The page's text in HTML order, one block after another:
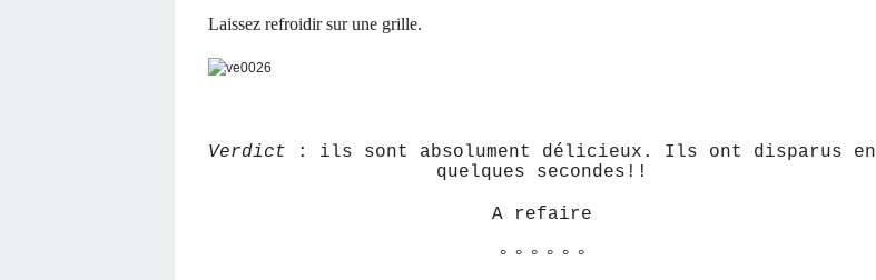
Laissez refroidir sur une grille.
Verdict : ils sont absolument délicieux. Ils ont disparus en
quelques secondes!!
A refaire
° ° ° ° ° °